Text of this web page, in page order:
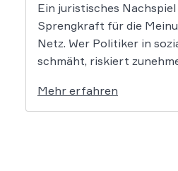
Ein juristisches
Sprengkraft für die
Netz. Wer Politiker in
schmäht, riskiert
einen Facebook-Nutzer
Geldstrafe verhängt, weil
Mehr erfahren